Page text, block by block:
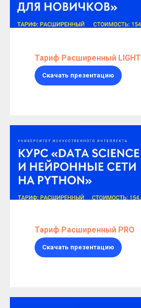
Тариф Расширенный LIGHT
Скачать презентацию
Тариф Расширенный PRO
Скачать презентацию